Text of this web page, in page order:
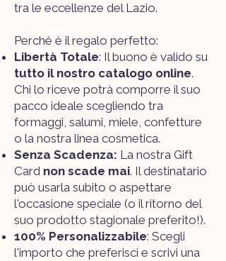
tra le eccellenze del Lazio.
Perché è il regalo perfetto:
Libertà Totale: Il buono è valido su
tutto il nostro catalogo online.
Chi lo riceve potrà comporre il suo
pacco ideale scegliendo tra
formaggi, salumi, miele, confetture
o la nostra linea cosmetica.
Senza Scadenza: La nostra Gift
Card non scade mai. Il destinatario
può usarla subito o aspettare
l'occasione speciale (o il ritorno del
suo prodotto stagionale preferito!).
100% Personalizzabile: Scegli
l'importo che preferisci e scrivi una